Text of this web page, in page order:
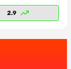
2.9